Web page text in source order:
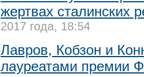
жертвах сталинских
2017 года, 18:54
Лавров, Кобзон и
лауреатами премии